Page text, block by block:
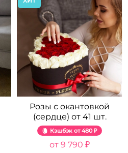
Розы с окантовкой
(сердце) от 41 шт.
Кэшбэк 480 ₽
9 790 ₽